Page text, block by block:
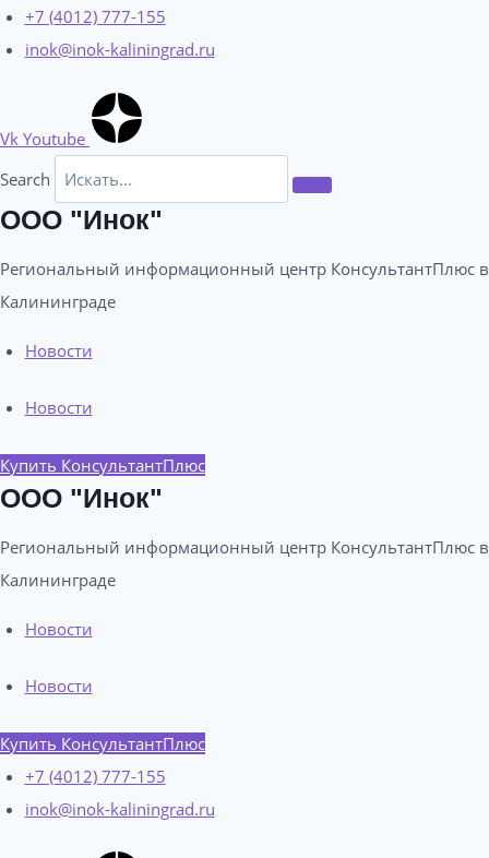
Перейти
к
+7 (4012) 777-155
inok@inok-kaliningrad.ru
Vk Youtube
Search
ООО "Инок"
Региональный информационный центр КонсультантПлюс в
Калининграде​
Новости
Новости
Купить КонсультантПлюс
ООО "Инок"
Региональный информационный центр КонсультантПлюс в
Калининграде​
Новости
Новости
Купить КонсультантПлюс
+7 (4012) 777-155
inok@inok-kaliningrad.ru